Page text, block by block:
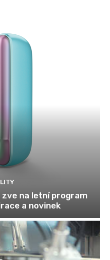
zve na letní program
a novinek